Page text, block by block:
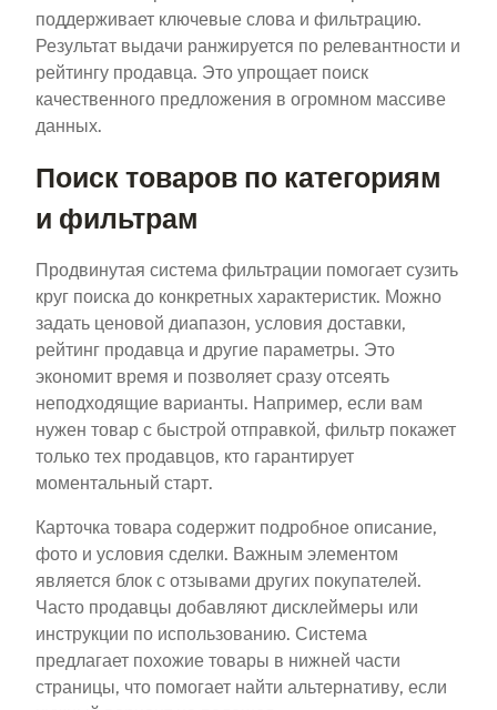
поддерживает ключевые слова и фильтрацию.
Результат выдачи ранжируется по релевантности и
рейтингу продавца. Это упрощает поиск
качественного предложения в огромном массиве
данных.
Поиск товаров по категориям
и фильтрам
Продвинутая система фильтрации помогает сузить
круг поиска до конкретных характеристик. Можно
задать ценовой диапазон, условия доставки,
рейтинг продавца и другие параметры. Это
экономит время и позволяет сразу отсеять
неподходящие варианты. Например, если вам
нужен товар с быстрой отправкой, фильтр покажет
только тех продавцов, кто гарантирует
моментальный старт.
Карточка товара содержит подробное описание,
фото и условия сделки. Важным элементом
является блок с отзывами других покупателей.
Часто продавцы добавляют дисклеймеры или
инструкции по использованию. Система
предлагает похожие товары в нижней части
страницы, что помогает найти альтернативу, если